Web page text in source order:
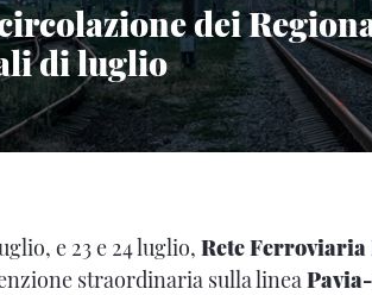
dei
di luglio
e 23 e 24 luglio, Rete
straordinaria sulla linea